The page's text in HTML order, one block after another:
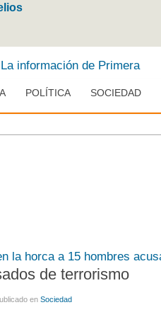
POLÍTICA SOCIEDAD
de terrorismo
en Sociedad